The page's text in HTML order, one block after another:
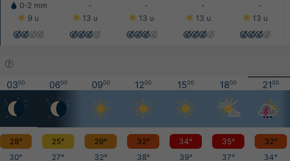
0-2 mm
9 u
-
13 u
-
13 u
-
13 u
-
13 u
0300 0600 0900 1200 1500 1800 2100
28° 25° 29° 32° 34° 35°
32°
30° 27° 32° 38° 39° 37° 34°